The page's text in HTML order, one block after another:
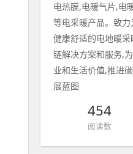
电热膜,电暖气片,电
等电采暖产品。致
健康舒适的电地暖
链解决方案和服务,
业和生活价值,推进
展蓝图
454
阅读数